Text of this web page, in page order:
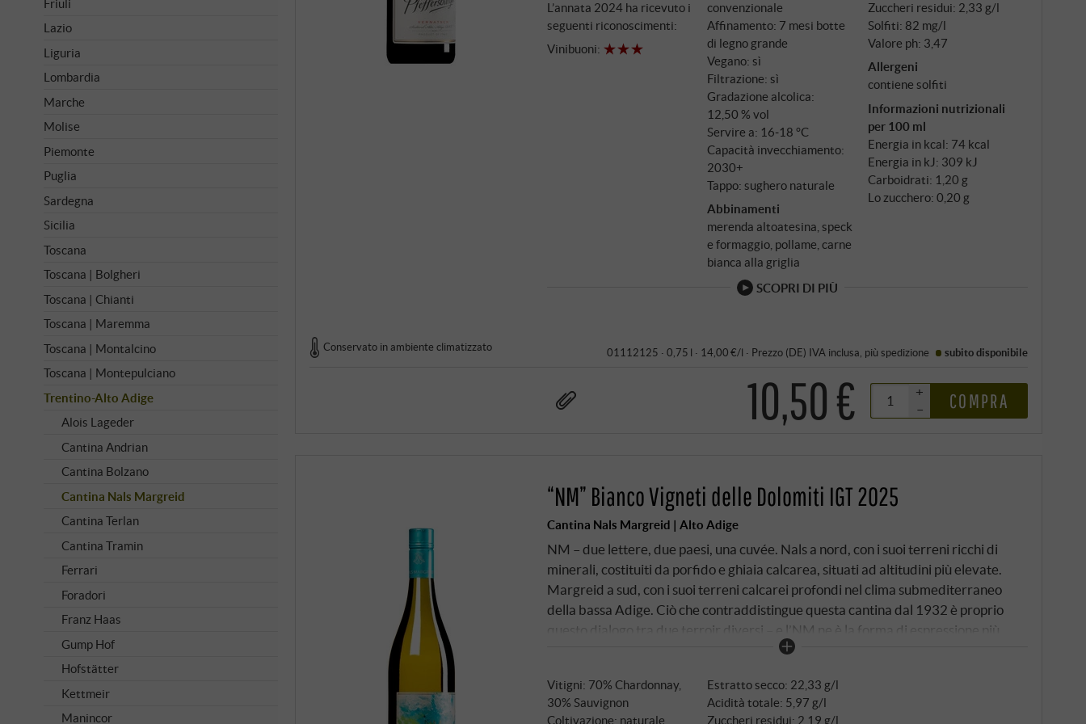
mesi in botti di rovere da 80 ettolitri – ampio e neutro, solo per conferire
consistenza.
L’annata 2024 ha ricevuto i
seguenti riconoscimenti:
Vinibuoni:
convenzionale
Affinamento: 7 mesi botte
di legno grande
Vegano: sì
Filtrazione: sì
Gradazione alcolica:
12,50 % vol
Servire a: 16‑18 °C
Capacità invecchiamento:
2030+
Tappo: sughero naturale
Abbinamenti
merenda altoatesina, speck
e formaggio, pollame, carne
bianca alla griglia
Zuccheri residui: 2,33 g/l
Solfiti: 82 mg/l
Valore ph: 3,47
Allergeni
contiene solfiti
Informazioni nutrizionali
per 100 ml
Energia in kcal: 74 kcal
Energia in kJ: 309 kJ
Carboidrati: 1,20 g
Lo zucchero: 0,20 g
SCOPRI DI PIÙ
Conservato in ambiente climatizzato 01112125 · 0,75 l · 14,00 €/l · Prezzo (DE) IVA inclusa , più spedizione subito disponibile
10,50 €
+
–
COMPRA
“NM” Bianco Vigneti delle Dolomiti IGT 2025
Cantina Nals Margreid | Alto Adige
NM – due lettere, due paesi, una cuvée. Nals a nord, con i suoi terreni ricchi di
minerali, costituiti da porfido e ghiaia calcarea, situati ad altitudini più elevate.
Margreid a sud, con i suoi terreni calcarei profondi nel clima submediterraneo
della bassa Adige. Ciò che contraddistingue questa cantina dal 1932 è proprio
questo dialogo tra due terroir diversi – e l’NM ne è la forma di espressione più
diretta e accattivante. Il 70% di Chardonnay conferisce pienezza e consistenza, il
vento pomeridiano proveniente dal Lago di Garda, garantisce una maturazione
uniforme in entrambi i vigneti. Vendemmia manuale, mosto chiarificato, tre
Vitigni: 70% Chardonnay,
30% Sauvignon
Coltivazione: naturale
Estratto secco: 22,33 g/l
Acidità totale: 5,97 g/l
Zuccheri residui: 2,19 g/l
Friuli
Lazio
Liguria
Lombardia
Marche
Molise
Piemonte
Puglia
Sardegna
Sicilia
Toscana
Toscana | Bolgheri
Toscana | Chianti
Toscana | Maremma
Toscana | Montalcino
Toscana | Montepulciano
Trentino-Alto Adige
Alois Lageder
Cantina Andrian
Cantina Bolzano
Cantina Nals Margreid
Cantina Terlan
Cantina Tramin
Ferrari
Foradori
Franz Haas
Gump Hof
Hofstätter
Kettmeir
Manincor